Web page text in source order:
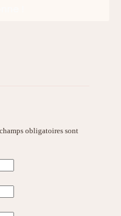
obligatoires sont